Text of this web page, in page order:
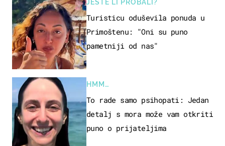
JESTE LI PROBALI?
Turisticu oduševila ponuda u
Primoštenu: "Oni su puno
pametniji od nas"
HMM…
To rade samo psihopati: Jedan
detalj s mora može vam otkriti
puno o prijateljima